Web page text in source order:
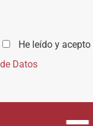
He leído y acepto
de Datos